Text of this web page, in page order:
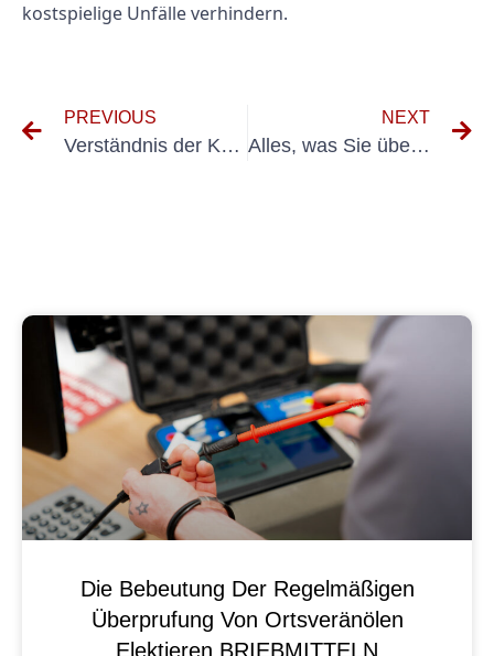
kostspielige Unfälle verhindern.
PREVIOUS
Verständnis der Kosten für das Testen tragbarer Elektrogeräte: Ein Leitfaden für die Preisgestaltung für den Müfung OrtsverAnderlicher Elektrischer Betriebmittel
NEXT
Alles, was Sie über den Trüfung ortsveränlicher Elektrier Geräte Arbeis und Betriebmittel wissen müssen
Die Bebeutung Der Regelmäßigen
Überprufung Von Ortsveränölen
Elektieren BRIEBMITTELN